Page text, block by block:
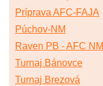
Príprava AFC-FAJA
Púchov-NM
Raven PB - AFC NM
Turnaj Bánovce
Turnaj Brezová